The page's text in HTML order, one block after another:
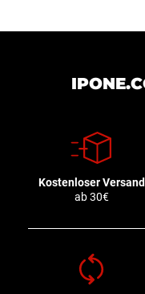
Kostenloser Versand
ab 30€